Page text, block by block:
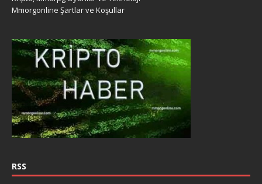
Mmorgonline Şartlar ve Koşullar
RSS